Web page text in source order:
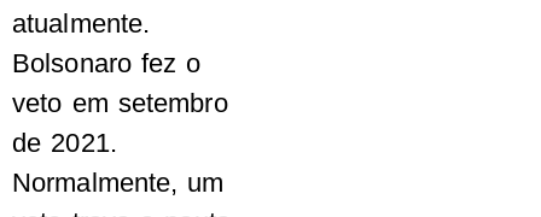
atualmente.
Bolsonaro fez o
veto em setembro
de 2021.
Normalmente, um